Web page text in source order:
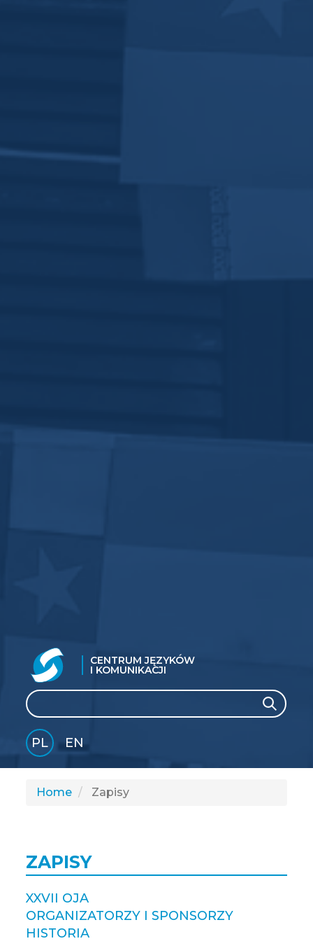
CENTRUM JĘZYKÓW
I KOMUNIKACJI
Search Search
PL
EN
Home Zapisy
ZAPISY
XXVII OJA
ORGANIZATORZY I SPONSORZY
HISTORIA